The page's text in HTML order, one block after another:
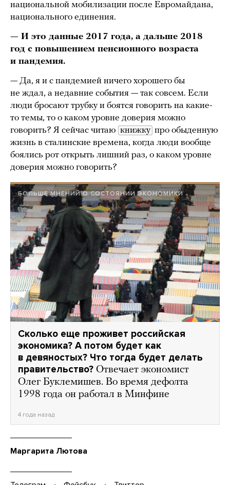
национальной мобилизации после Евромайдана,
национального единения.
— И это данные 2017 года, а дальше 2018
год с повышением пенсионного возраста
и пандемия.
— Да, я и с пандемией ничего хорошего бы
не ждал, а недавние события — так совсем. Если
люди бросают трубку и боятся говорить на какие-
то темы, то о каком уровне доверия можно
говорить? Я сейчас читаю книжку про обыденную
жизнь в сталинские времена, когда люди вообще
боялись рот открыть лишний раз, о каком уровне
доверия можно говорить?
БОЛЬШЕ МНЕНИЙ О СОСТОЯНИИ ЭКОНОМИКИ
Сколько еще проживет российская
экономика? А потом будет как
в девяностых? Что тогда будет делать
правительство? Отвечает экономист
Олег Буклемишев. Во время дефолта
1998 года он работал в Минфине
4 года назад
Маргарита Лютова